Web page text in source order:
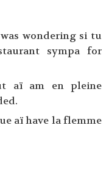
wondering si tu
sympa for
aï am en pleine
aï have la flemme